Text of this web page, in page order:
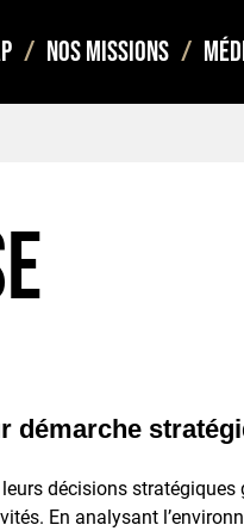
Nos missions
démarche
décisions
En analysant